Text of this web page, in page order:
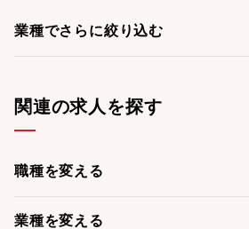
業種でさらに絞り込む
関連の求人を探す
職種を変える
業種を変える